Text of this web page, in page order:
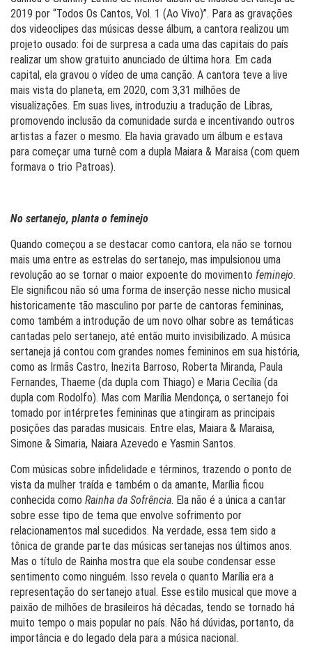
2019 por “Todos Os Cantos, Vol. 1 (Ao Vivo)”. Para as gravações
dos videoclipes das músicas desse álbum, a cantora realizou um
projeto ousado: foi de surpresa a cada uma das capitais do país
realizar um show gratuito anunciado de última hora. Em cada
capital, ela gravou o vídeo de uma canção. A cantora teve a live
mais vista do planeta, em 2020, com 3,31 milhões de
visualizações. Em suas lives, introduziu a tradução de Libras,
promovendo inclusão da comunidade surda e incentivando outros
artistas a fazer o mesmo. Ela havia gravado um álbum e estava
para começar uma turnê com a dupla Maiara & Maraisa (com quem
formava o trio Patroas).
No sertanejo, planta o feminejo
Quando começou a se destacar como cantora, ela não se tornou
mais uma entre as estrelas do sertanejo, mas impulsionou uma
revolução ao se tornar o maior expoente do movimento feminejo.
Ele significou não só uma forma de inserção nesse nicho musical
historicamente tão masculino por parte de cantoras femininas,
como também a introdução de um novo olhar sobre as temáticas
cantadas pelo sertanejo, até então muito invisibilizado. A música
sertaneja já contou com grandes nomes femininos em sua história,
como as Irmãs Castro, Inezita Barroso, Roberta Miranda, Paula
Fernandes, Thaeme (da dupla com Thiago) e Maria Cecília (da
dupla com Rodolfo). Mas com Marília Mendonça, o sertanejo foi
tomado por intérpretes femininas que atingiram as principais
posições das paradas musicais. Entre elas, Maiara & Maraisa,
Simone & Simaria, Naiara Azevedo e Yasmin Santos.
Com músicas sobre infidelidade e términos, trazendo o ponto de
vista da mulher traída e também o da amante, Marília ficou
conhecida como Rainha da Sofrência. Ela não é a única a cantar
sobre esse tipo de tema que envolve sofrimento por
relacionamentos mal sucedidos. Na verdade, essa tem sido a
tônica de grande parte das músicas sertanejas nos últimos anos.
Mas o título de Rainha mostra que ela soube condensar esse
sentimento como ninguém. Isso revela o quanto Marília era a
representação do sertanejo atual. Esse estilo musical que move a
paixão de milhões de brasileiros há décadas, tendo se tornado há
muito tempo o mais popular no país. Não há dúvidas, portanto, da
importância e do legado dela para a música nacional.